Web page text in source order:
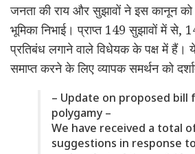
जनता की राय और सुझावों ने इस कानून
भूमिका निभाई। प्राप्त 149 सुझावों में से,
प्रतिबंध लगाने वाले विधेयक के पक्ष में हैं।
समाप्त करने के लिए व्यापक समर्थन को
– Update on proposed bill
polygamy –
We have received a total
suggestions in response